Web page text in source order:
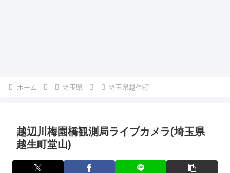
ホーム 埼玉県 埼玉県越生町
越辺川梅園橋観測局ライブカメラ(埼玉県
越生町堂山)